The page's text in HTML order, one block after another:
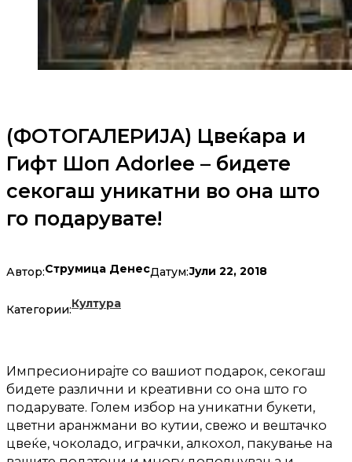
(ФОТОГАЛЕРИЈА) Цвеќара и
Гифт Шоп Adorlee – бидете
секогаш уникатни во она што
го подарувате!
Автор:Струмица ДенесДатум:Јули 22, 2018
Категории:Култура
Импресионирајте со вашиот подарок, секогаш
бидете различни и креативни со она што го
подарувате. Голем избор на уникатни букети,
цветни аранжмани во кутии, свежо и вештачко
цвеќе, чоколадо, играчки, алкохол, пакување на